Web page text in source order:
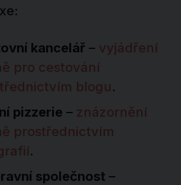
kancelář – vyjádření
pro cestování
blogu.
pizzerie – znázornění
prostřednictvím
.
společnost –